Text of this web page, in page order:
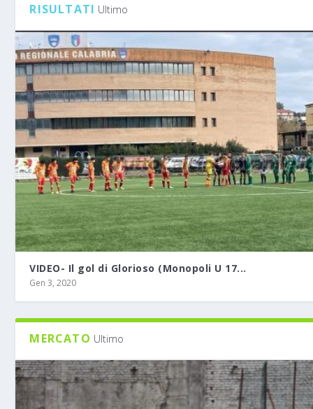
RISULTATI Ultimo
VIDEO- Il gol di Glorioso (Monopoli U 17...
Gen 3, 2020
MERCATO Ultimo